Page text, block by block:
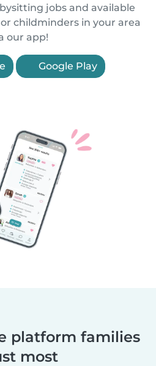
jobs and available
childminders in your area
our app!
Google Play
platform families
most